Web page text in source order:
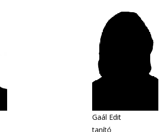
Gaál Edit
tanító